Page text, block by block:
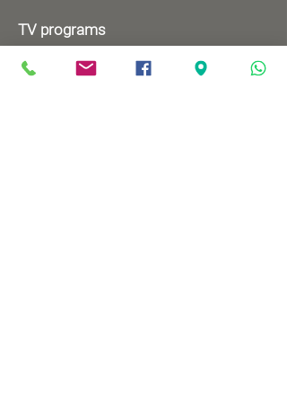
TV programs
Wednesdays 8:00pm - 9:00pm
Mondays 1:00pm - 2:00pm